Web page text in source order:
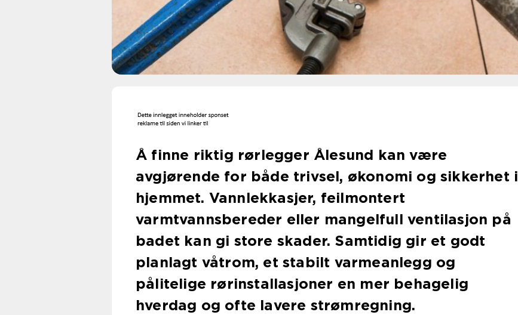
Å finne riktig rørlegger Ålesund kan være
avgjørende for både trivsel, økonomi og sikkerhet i
hjemmet. Vannlekkasjer, feilmontert
varmtvannsbereder eller mangelfull ventilasjon på
badet kan gi store skader. Samtidig gir et godt
planlagt våtrom, et stabilt varmeanlegg og
pålitelige rørinstallasjoner en mer behagelig
hverdag og ofte lavere strømregning.